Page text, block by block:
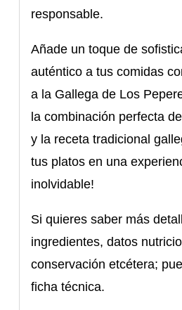
responsable.
Añade un toque de
auténtico a tus comidas
a la Gallega de Los
la combinación perfecta
y la receta tradicional
tus platos en una
inolvidable!
Si quieres saber más
ingredientes, datos
conservación etcétera;
ficha técnica.